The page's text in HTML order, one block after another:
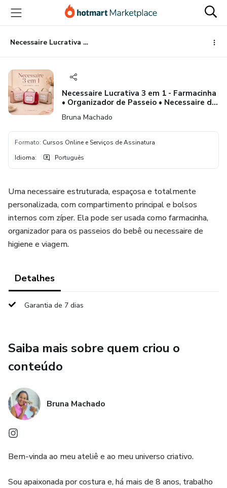
para
conteúdo
principal
para
pagamento
para
rodapé
Necessaire Lucrativa 3 em 1 - Farmacinha • Organizador de Passeio • Necessaire de Viagem
Necessaire Lucrativa 3 em 1 - Farmacinha
• Organizador de Passeio • Necessaire de
Bruna Machado
Formato: Cursos Online e Serviços de Assinatura
Idioma: Português
Uma necessaire estruturada, espaçosa e totalmente
personalizada, com compartimento principal e bolsos
internos com zíper. Ela pode ser usada como farmacinha,
organizador para os passeios do bebê ou necessaire de
higiene e viagem.
Detalhes
Garantia de 7 dias
Saiba mais sobre quem criou o
conteúdo
Bruna Machado
Bem-vinda ao meu ateliê e ao meu universo criativo.
Sou apaixonada por costura e, há mais de 8 anos, trabalho